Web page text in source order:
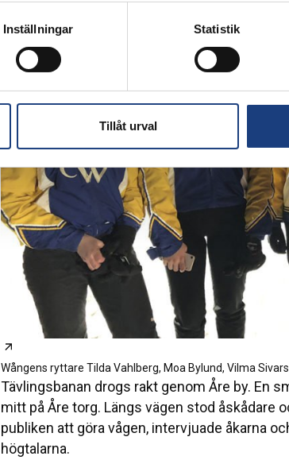
Inställningar Statistik
Tillåt urval
Wångens ryttare Tilda Vahlberg, Moa Bylund, Vilma Sivars
Tävlingsbanan drogs rakt genom Åre by. En
mitt på Åre torg. Längs vägen stod åskådare
publiken att göra vågen, intervjuade åkarna
högtalarna.